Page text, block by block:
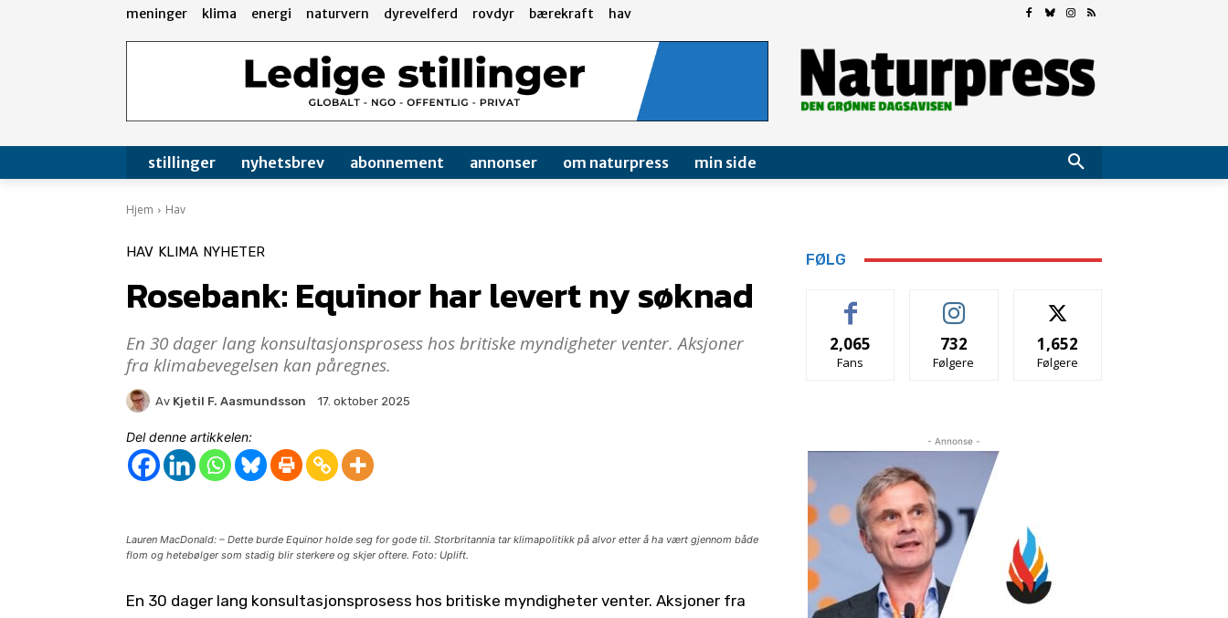
meninger klima energi naturvern dyrevelferd rovdyr bærekraft hav
stillinger nyhetsbrev abonnement annonser om naturpress min side
Hjem Hav
HAV KLIMA NYHETER
Rosebank: Equinor har levert ny søknad
En 30 dager lang konsultasjonsprosess hos britiske myndigheter venter. Aksjoner
fra klimabevegelsen kan påregnes.
Av Kjetil F. Aasmundsson 17. oktober 2025
Del denne artikkelen:
Lauren MacDonald: – Dette burde Equinor holde seg for gode til. Storbritannia tar klimapolitikk på alvor etter å ha vært gjennom både
flom og hetebølger som stadig blir sterkere og skjer oftere. Foto: Uplift.
En 30 dager lang konsultasjonsprosess hos britiske myndigheter venter. Aksjoner fra
FØLG
2,065
Fans
732
Følgere
1,652
Følgere
- Annonse -